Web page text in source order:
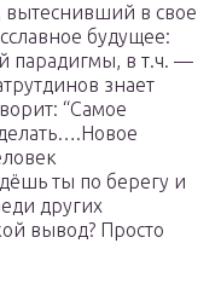
вытеснивший в свое
будущее:
парадигмы, в т.ч. —
знает
“Cамое
ты по берегу и
других
вывод? Просто